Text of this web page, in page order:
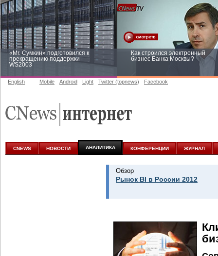
«Mr. Сумкин» подготовился к
прекращению поддержки
WS2003
Как строился электронный
бизнес Банка Москвы?
аналитике
English Mobile Android Light Twitter (topnews) Facebook
CNEWS НОВОСТИ АНАЛИТИКА КОНФЕРЕНЦИИ ЖУРНАЛ
Обзор
Рынок BI в России 2012